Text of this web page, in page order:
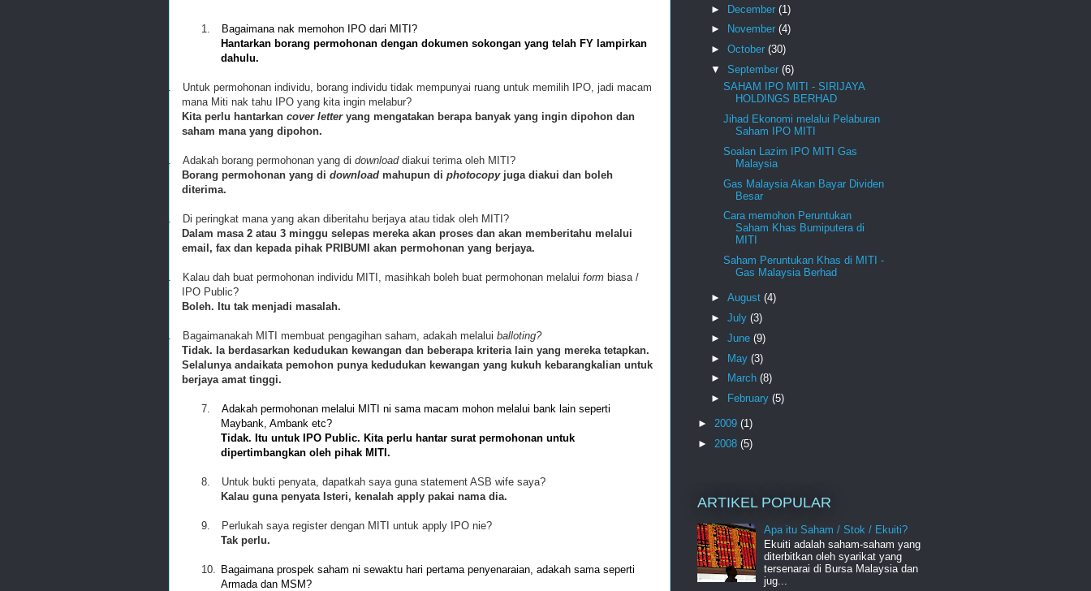
1.
Bagaimana nak memohon IPO dari MITI?
Hantarkan borang permohonan dengan dokumen sokongan yang telah FY lampirkan
dahulu.
Untuk permohonan individu, borang individu tidak mempunyai ruang untuk memilih IPO, jadi macam
mana Miti nak tahu IPO yang kita ingin melabur?
Kita perlu hantarkan cover letteryang mengatakan berapa banyak yang ingin dipohon dan
saham mana yang dipohon.
Adakah borang permohonan yang di downloaddiakui terima oleh MITI?
Borang permohonan yang di download mahupun di photocopyjuga diakui dan boleh
diterima.
Di peringkat mana yang akan diberitahu berjaya atau tidak oleh MITI?
Dalam masa 2 atau 3 minggu selepas mereka akan proses dan akan memberitahu melalui
email, fax dan kepada pihak PRIBUMI akan permohonan yang berjaya.
Kalau dah buat permohonan individu MITI, masihkah boleh buat permohonan melalui form biasa /
IPO Public?
Boleh. Itu tak menjadi masalah.
Bagaimanakah MITI membuat pengagihan saham, adakah melalui balloting?
Tidak. Ia berdasarkan kedudukan kewangan dan beberapa kriteria lain yang mereka tetapkan.
Selalunya andaikata pemohon punya kedudukan kewangan yang kukuh kebarangkalian untuk
berjaya amat tinggi.
7.
Adakah permohonan melalui MITI ni sama macam mohon melalui bank lain seperti
Maybank, Ambank etc?
Tidak. Itu untuk IPO Public. Kita perlu hantar surat permohonan untuk
dipertimbangkan oleh pihak MITI.
8.
Untuk bukti penyata, dapatkah saya guna statement ASB wife saya?
Kalau guna penyata Isteri, kenalah apply pakai nama dia.
9.
Perlukah saya register dengan MITI untuk apply IPO nie?
Tak perlu.
10.
Bagaimana prospek saham ni sewaktu hari pertama penyenaraian, adakah sama seperti
Armada dan MSM?
► December (1)
►
November (4)
► October (30)
▼ September (6)
SAHAM IPO MITI - SIRIJAYA
HOLDINGS BERHAD
Jihad Ekonomi melalui Pelaburan
Saham IPO MITI
Soalan Lazim IPO MITI Gas
Malaysia
Gas Malaysia Akan Bayar Dividen
Besar
Cara memohon Peruntukan
Saham Khas Bumiputera di
MITI
Saham Peruntukan Khas di MITI -
Gas Malaysia Berhad
► August (4)
► July (3)
► June (9)
► May (3)
►
March (8)
►
February (5)
► 2009 (1)
► 2008 (5)
ARTIKEL POPULAR
Apa itu Saham / Stok / Ekuiti?
Ekuiti adalah saham-saham yang
diterbitkan oleh syarikat yang
tersenarai di Bursa Malaysia dan
jug...